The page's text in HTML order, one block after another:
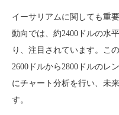
イーサリアムに関しても重
動向では、約2400ドルの水
り、注目されています。こ
2600ドルから2800ドルのレ
にチャート分析を行い、未
す。